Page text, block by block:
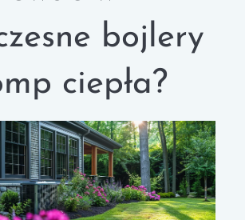
bojlery
ciepła?